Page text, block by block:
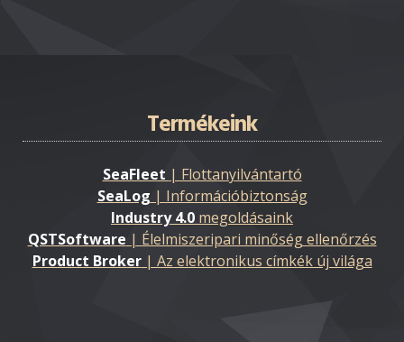
Termékeink
SeaFleet | Flottanyilvántartó
SeaLog | Információbiztonság
Industry 4.0 megoldásaink
QSTSoftware | Élelmiszeripari minőség ellenőrzés
Product Broker| Az elektronikus címkék új világa